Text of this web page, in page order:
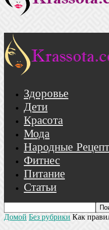
Здоровье
Дети
Красота
Мода
Народные
Фитнес
Питание
Статьи
Домой Без рубрики Как